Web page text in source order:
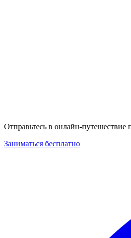
Отправьтесь в онлайн-путешествие
Заниматься бесплатно